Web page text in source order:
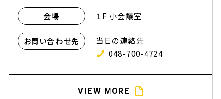
会場 １F 小会議室
お問い合わせ先
当日の連絡先
048-700-4724
VIEW MORE